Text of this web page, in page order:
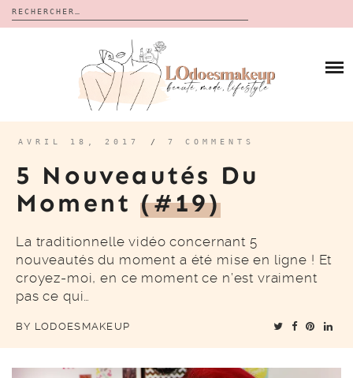
Rechercher :
CALENDRIERS DE L’AVENT
BON PLAN
À PROPOS
CONTACT
AVRIL 18, 2017 / 7 COMMENTS
5 Nouveautés Du
Moment(#19)
La traditionnelle vidéo concernant 5
nouveautés du moment a été mise en ligne ! Et
croyez-moi, en ce moment ce n’est vraiment
pas ce qui…
BY LODOESMAKEUP